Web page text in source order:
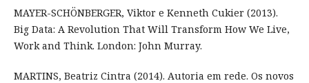
MAYER-SCHÖNBERGER, Viktor e Kenneth Cukier (2013).
Big Data: A Revolution That Will Transform How We Live,
Work and Think. London: John Murray.
MARTINS, Beatriz Cintra (2014). Autoria em rede. Os novos